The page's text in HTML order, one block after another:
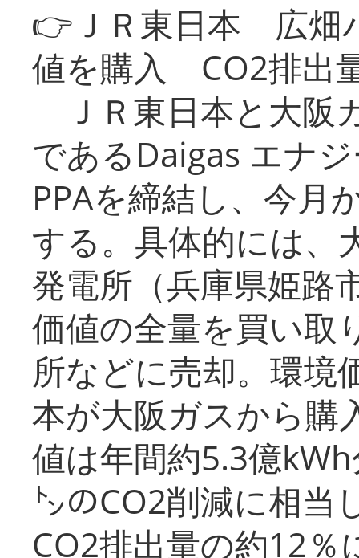
👉ＪＲ東日本 広畑
値を購入 CO2排出
ＪＲ東日本と大阪
であるDaigas エナ
PPAを締結し、今月
する。具体的には、
発電所（兵庫県姫路
価値の全量を買い取
所などに売却。環境
本が大阪ガスから購
値は年間約5.3億
㌧のCO2削減に相当
CO2排出量の約12％